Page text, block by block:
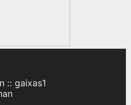
:: gaixas1